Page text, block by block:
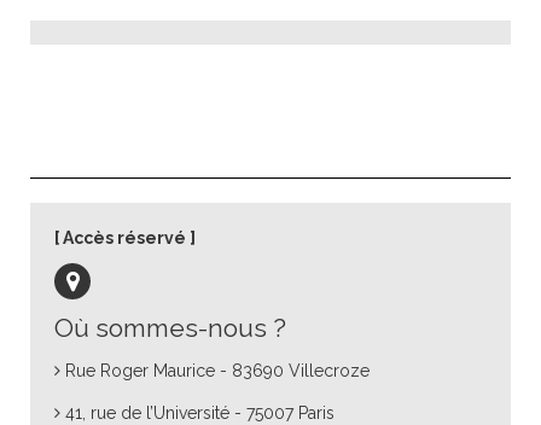
Où sommes-nous ?
Rue Roger Maurice - 83690 Villecroze
41, rue de l’Université - 75007 Paris
Accès réservé